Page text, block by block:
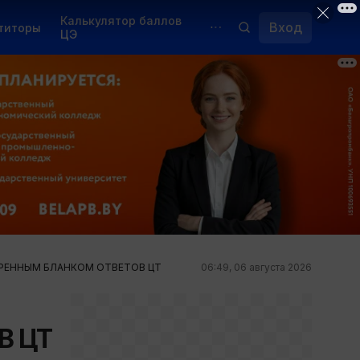
Калькулятор баллов
ЦЭ
Курсы
Переподготовка
Вход
БЛАНКОМ ОТВЕТОВ ЦТ 06:49, 06 августа 2026
ЦТ